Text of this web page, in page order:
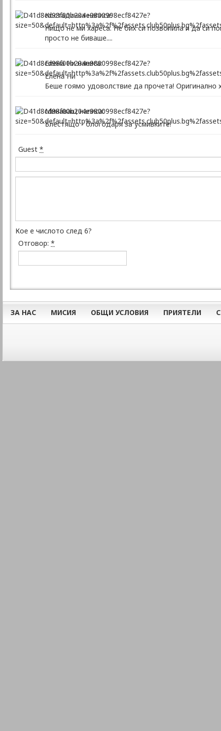
Костадинка написа:
Нищо не ми хареса. Не бих си позволила и да си
просто не биваше....
Елена Ни написа:
Елена Ни
Беше гоямо удоволствие да прочета! Оригинално
Минаващ написа:
Блестящо - блогодаря за усмивките!
Guest *
Кое е числото след 6?
Отговор: *
ЗА НАС МИСИЯ ОБЩИ УСЛОВИЯ ПРИЯТЕЛИ